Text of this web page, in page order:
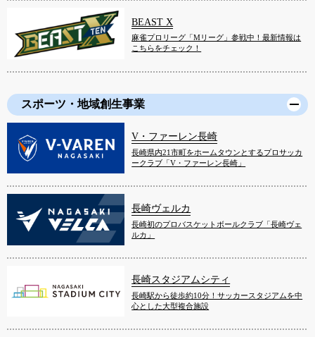
BEAST X
麻雀プロリーグ「Mリーグ」参戦中！最新情報は
こちらをチェック！
スポーツ・地域創生事業
V・ファーレン長崎
長崎県内21市町をホームタウンとするプロサッカ
ークラブ「V・ファーレン長崎」
長崎ヴェルカ
長崎初のプロバスケットボールクラブ「長崎ヴェ
ルカ」
長崎スタジアムシティ
長崎駅から徒歩約10分！サッカースタジアムを中
心とした大型複合施設